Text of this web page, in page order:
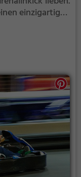
einzigartigen
Boden
Fall saft